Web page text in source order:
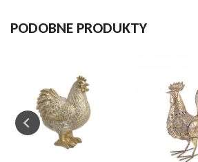
Materiał: Metal
Metalowy kogut złoty 77 cm to dekoracja
idealna dla tych, którzy lubią mocne
dodatki w domowym wystroju.
PODOBNE PRODUKTY